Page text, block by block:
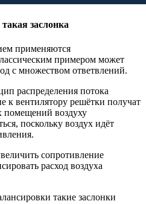
заслонка
применяются
примером может
с множеством ответвлений.
распределения потока
вентилятору решётки получат
помещений воздуху
поскольку воздух идёт
сопротивление
расход воздуха
такие заслонки